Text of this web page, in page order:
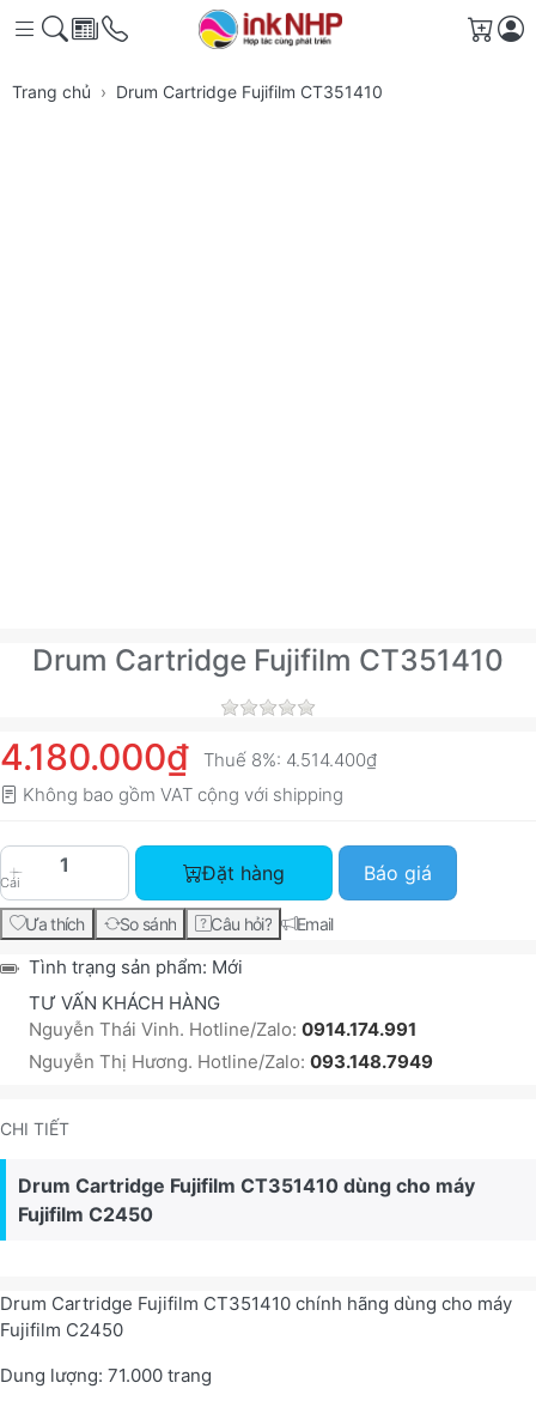
Giỏ
Trang chủ Drum Cartridge Fujifilm CT351410
Drum Cartridge Fujifilm CT351410
4.180.000₫ Thuế 8%: 4.514.400₫
Không bao gồm VAT cộng với shipping
Cái
Drum Cartridge Fujifilm CT351410 với giá
Đặt hàng Báo giá
Ưa thích So sánh Câu hỏi? Email
Tình trạng sản phẩm: Mới
TƯ VẤN KHÁCH HÀNG
Nguyễn Thái Vinh. Hotline/Zalo: 0914.174.991
Nguyễn Thị Hương. Hotline/Zalo: 093.148.7949
CHI TIẾT
Drum Cartridge Fujifilm CT351410 dùng cho máy
Fujifilm C2450
Drum Cartridge Fujifilm CT351410 chính hãng dùng cho máy
Fujifilm C2450
Dung lượng: 71.000 trang